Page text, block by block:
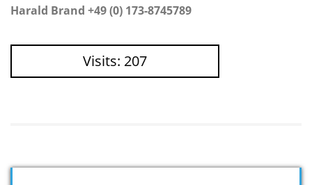
Harald Brand +49 (0) 173-8745789
Visits: 207